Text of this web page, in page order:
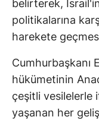
belirterek,
politikalarına
harekete
Cumhurbaşkanı
hükümetinin
çeşitli vesilelerle
yaşanan her